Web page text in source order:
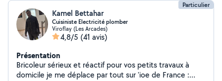
Particulier
Kamel Bettahar
Cuisiniste Electricité plomber
Viroflay (Les Arcades)
4,8/5 (41 avis)
Présentation
Bricoleur sérieux et réactif pour vos petits travaux à
domicile je me déplace par tout sur 'ioe de France :